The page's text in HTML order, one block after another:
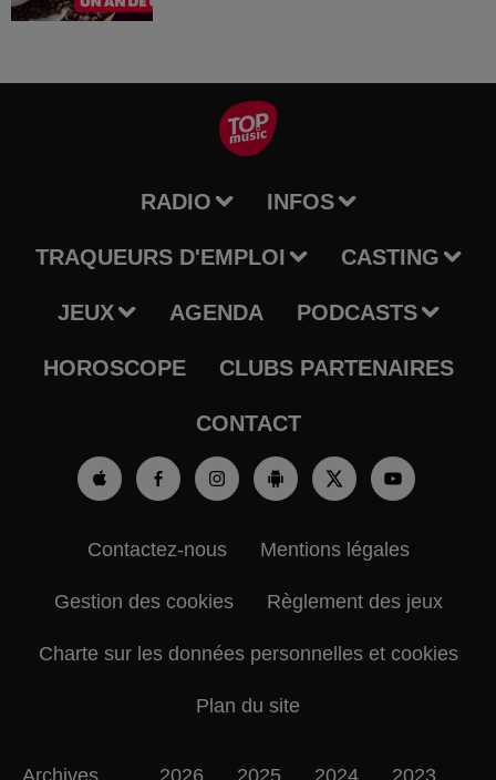
RADIO INFOS
TRAQUEURS D'EMPLOI CASTING
JEUX AGENDA PODCASTS
HOROSCOPE CLUBS PARTENAIRES
CONTACT
Contactez-nous Mentions légales
Gestion des cookies Règlement des jeux
Charte sur les données personnelles et cookies
Plan du site
Archives 2026 2025 2024 2023